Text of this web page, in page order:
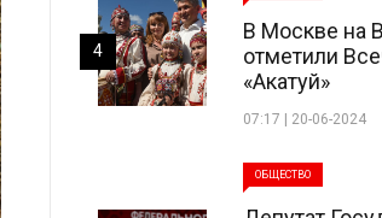
В Москве на
отметили
«Акатуй»
07:17 | 20-06-2024
4
ОБЩЕСТВО